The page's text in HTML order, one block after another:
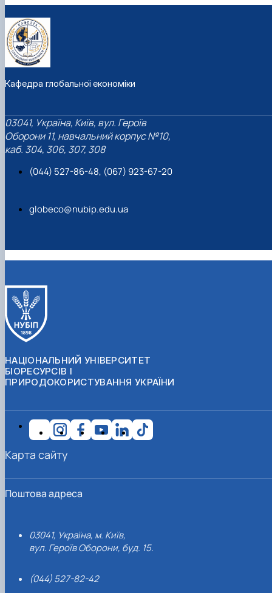
Кафедра глобальної економіки
03041, Україна, Київ, вул. Героїв
Оборони 11, навчальний корпус №10,
каб. 304, 306, 307, 308
(044) 527-86-48, (067) 923-67-20
globeco@nubip.edu.ua
НАЦІОНАЛЬНИЙ УНІВЕРСИТЕТ
БІОРЕСУРСІВ І
ПРИРОДОКОРИСТУВАННЯ УКРАЇНИ
Поштова адреса
03041, Україна, м. Київ,
вул. Героїв Оборони, буд. 15.
(044) 527-82-42
Карта сайту